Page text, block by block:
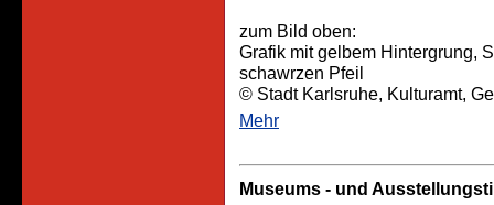
zum Bild oben:
Grafik mit gelbem Hintergrung,
schawrzen Pfeil
© Stadt Karlsruhe, Kulturamt,
Mehr
Museums - und